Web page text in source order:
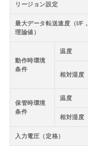
リージョン設定
最大データ転送速度（I/F，
理論値）
動作時環境
条件
温度
相対湿度
保管時環境
条件
温度
相対湿度
入力電圧（定格）